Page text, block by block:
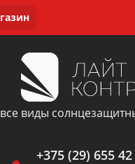
все виды
+375 (29) 655 42